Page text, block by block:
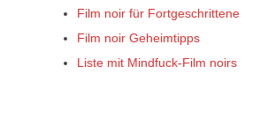
Film noir für Fortgeschrittene
Film noir Geheimtipps
Liste mit Mindfuck-Film noirs